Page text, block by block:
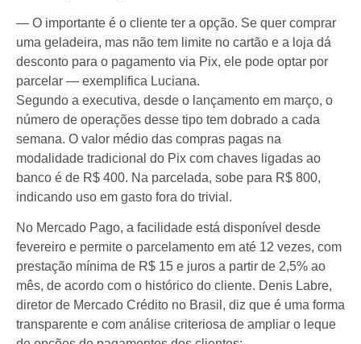
— O importante é o cliente ter a opção. Se quer comprar
uma geladeira, mas não tem limite no cartão e a loja dá
desconto para o pagamento via Pix, ele pode optar por
parcelar — exemplifica Luciana.
Segundo a executiva, desde o lançamento em março, o
número de operações desse tipo tem dobrado a cada
semana. O valor médio das compras pagas na
modalidade tradicional do Pix com chaves ligadas ao
banco é de R$ 400. Na parcelada, sobe para R$ 800,
indicando uso em gasto fora do trivial.
No Mercado Pago, a facilidade está disponível desde
fevereiro e permite o parcelamento em até 12 vezes, com
prestação mínima de R$ 15 e juros a partir de 2,5% ao
mês, de acordo com o histórico do cliente. Denis Labre,
diretor de Mercado Crédito no Brasil, diz que é uma forma
transparente e com análise criteriosa de ampliar o leque